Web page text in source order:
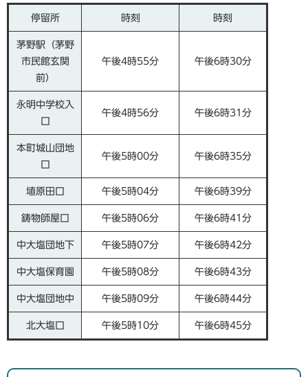
停留所 時刻 時刻
茅野駅（茅野
市民館玄関
前）
午後4時55分 午後6時30分
永明中学校入
口
午後4時56分 午後6時31分
本町城山団地
口
午後5時00分 午後6時35分
埴原田口 午後5時04分 午後6時39分
鋳物師屋口 午後5時06分 午後6時41分
中大塩団地下 午後5時07分 午後6時42分
中大塩保育園 午後5時08分 午後6時43分
中大塩団地中 午後5時09分 午後6時44分
北大塩口 午後5時10分 午後6時45分